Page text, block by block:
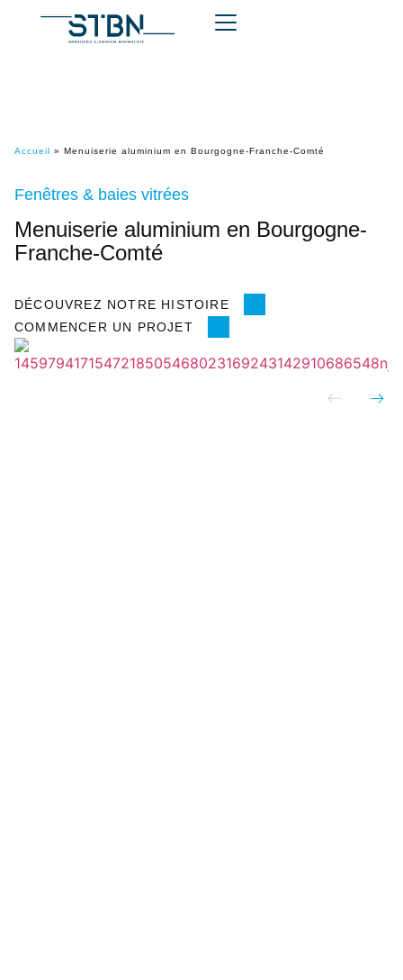
Accueil » Menuiserie aluminium en Bourgogne-Franche-Comté
Fenêtres & baies vitrées
Menuiserie aluminium en Bourgogne-
Franche-Comté
DÉCOUVREZ NOTRE HISTOIRE
COMMENCER UN PROJET